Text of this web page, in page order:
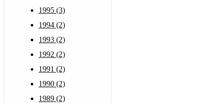
1995 (3)
1994 (2)
1993 (2)
1992 (2)
1991 (2)
1990 (2)
1989 (2)